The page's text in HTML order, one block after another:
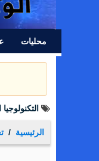
محليات
الرئيسية